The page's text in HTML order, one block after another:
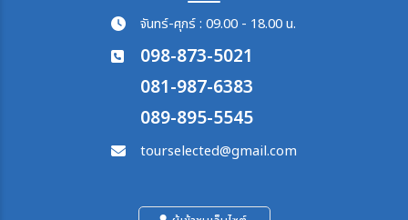
จันทร์-ศุกร์ : 09.00 - 18.00 น.
098-873-5021
081-987-6383
089-895-5545
tourselected@gmail.com